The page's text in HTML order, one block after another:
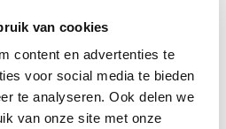
van cookies
content en advertenties te
voor social media te bieden
te analyseren. Ook delen we
van onze site met onze
gekauft mit
V3 stand -